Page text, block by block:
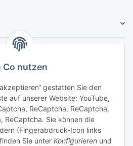
Co nutzen
gestatten Sie den
auf unserer Website: YouTube,
ReCaptcha, ReCaptcha,
ReCaptcha. Sie können die
(Fingerabdruck-Icon links
Sie unter Konfigurieren und